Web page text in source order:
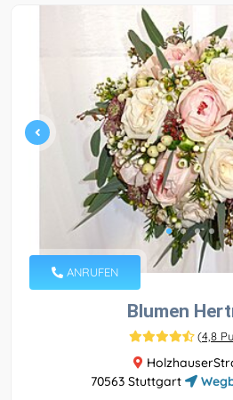
ANRUFEN
Blumen
(4,8
70563 Stuttgart